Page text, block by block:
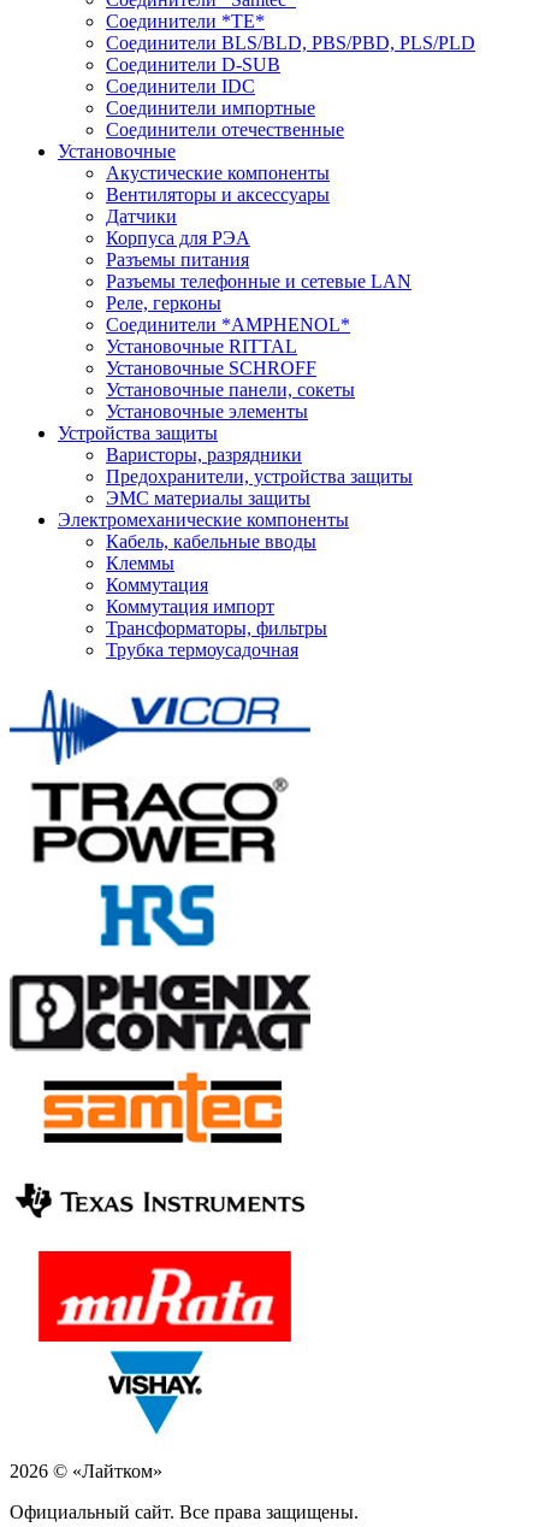
Соединители *TE*
Соединители BLS/BLD, PBS/PBD, PLS/PLD
Соединители D-SUB
Соединители IDC
Соединители импортные
Соединители отечественные
Установочные
Акустические компоненты
Вентиляторы и аксессуары
Датчики
Корпуса для РЭА
Разъемы питания
Разъемы телефонные и сетевые LAN
Реле, герконы
Соединители *AMPHENOL*
Установочные RITTAL
Установочные SCHROFF
Установочные панели, сокеты
Установочные элементы
Устройства защиты
Варисторы, разрядники
Предохранители, устройства защиты
ЭМС материалы защиты
Электромеханические компоненты
Кабель, кабельные вводы
Клеммы
Коммутация
Коммутация импорт
Трансформаторы, фильтры
Трубка термоусадочная
2026 © «Лайтком»
Официальный сайт. Все права защищены.